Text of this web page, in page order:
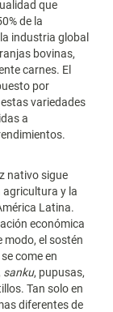
que
de la
industria global
bovinas,
carnes. El
por
variedades
a
nativo sigue
agricultura y la
Latina.
económica
modo, el sostén
come en
sanku, pupusas,
Tan solo en
diferentes de